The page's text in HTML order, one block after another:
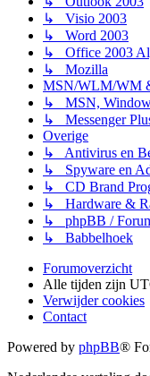
↳ Visio 2003
↳ Word 2003
↳ Office 2003
↳ Mozilla
MSN/WLM/WM
↳ MSN,
↳ Messenger
Overige
↳ Antivirus en
↳ Spyware en
↳ CD Brand
↳ Hardware &
↳ phpBB /
↳ Babbelhoek
Forumoverzicht
Alle tijden zijn
Verwijder cookies
Contact
Powered by phpBB®